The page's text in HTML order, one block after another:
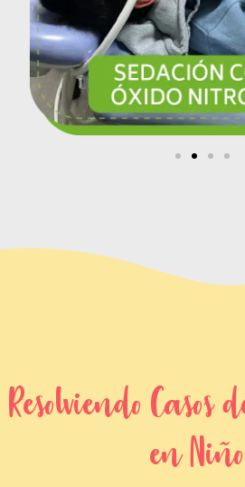
Resolviendo Casos
en